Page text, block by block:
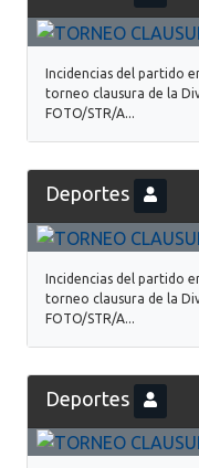
Incidencias del partido
torneo clausura de la
FOTO/STR/A...
Deportes
Incidencias del partido
torneo clausura de la
FOTO/STR/A...
Deportes